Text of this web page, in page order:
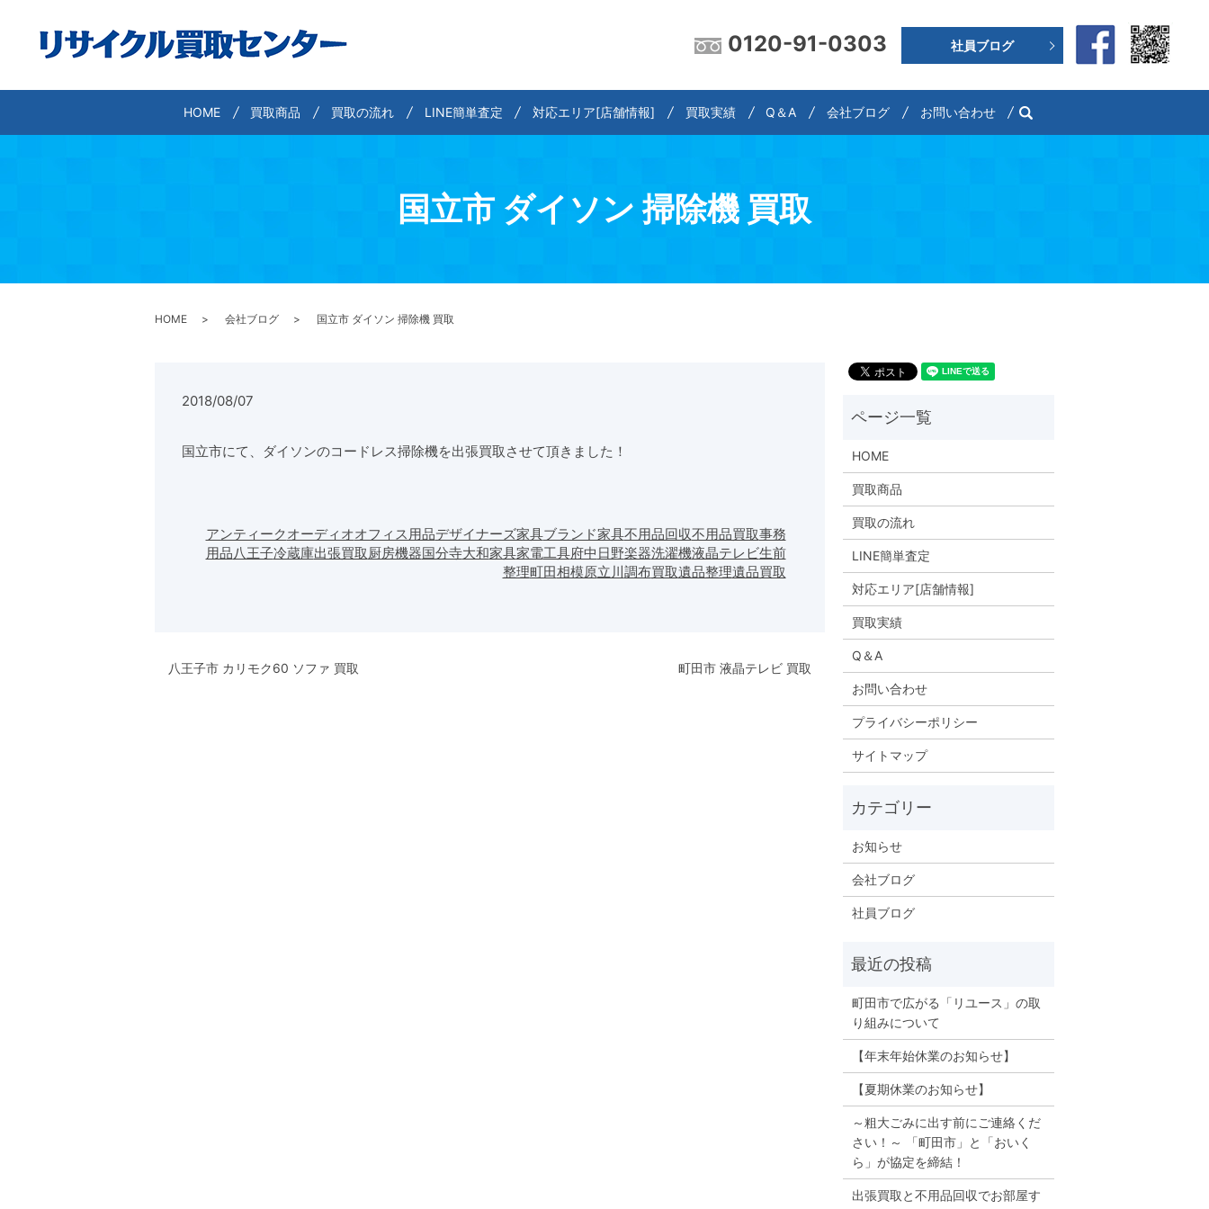
0120-91-0303
HOME 買取商品 買取の流れ LINE簡単査定 対応エリア[店舗情報] 買取実績 Q＆A 会社ブログ
社員ブログ
お問い合わせ search
国立市 ダイソン 掃除機 買取
HOME 会社ブログ 国立市 ダイソン 掃除機 買取
2018/08/07
国立市にて、ダイソンのコードレス掃除機を出張買取させて頂きました！
アンティークオーディオオフィス用品デザイナーズ家具ブランド家具不用品回収不用品買取事務
用品八王子冷蔵庫出張買取厨房機器国分寺大和家具家電工具府中 日野楽器洗濯機液晶テレビ生前
整理町田相模原立川調布買取遺品整理遺品買取
八王子市 カリモク60 ソファ 買取 町田市 液晶テレビ 買取
HOME
買取商品
買取の流れ
LINE簡単査定
対応エリア[店舗情報]
買取実績
Q＆A
お問い合わせ
プライバシーポリシー
サイトマップ
お知らせ
会社ブログ
社員ブログ
町田市で広がる「リユース」の取
り組みについて
【年末年始休業のお知らせ】
【夏期休業のお知らせ】
～粗大ごみに出す前にご連絡くだ
さい！～ 「町田市」と「おいく
ら」が協定を締結！
出張買取と不用品回収でお部屋す